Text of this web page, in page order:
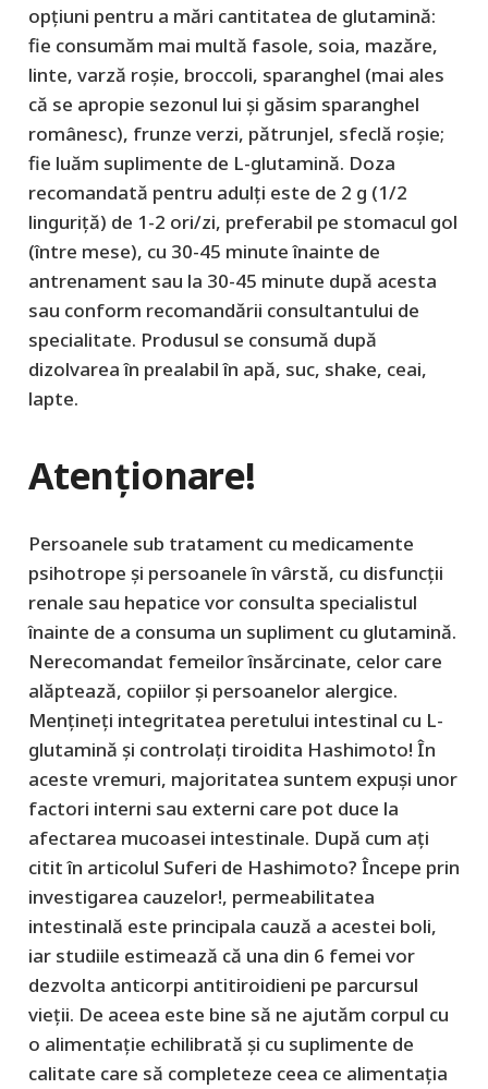
opțiuni pentru a mări cantitatea de glutamină:
fie consumăm mai multă fasole, soia, mazăre,
linte, varză roșie, broccoli, sparanghel (mai ales
că se apropie sezonul lui și găsim sparanghel
românesc), frunze verzi, pătrunjel, sfeclă roșie;
fie luăm suplimente de L-glutamină. Doza
recomandată pentru adulți este de 2 g (1/2
linguriță) de 1-2 ori/zi, preferabil pe stomacul gol
(între mese), cu 30-45 minute înainte de
antrenament sau la 30-45 minute după acesta
sau conform recomandării consultantului de
specialitate. Produsul se consumă după
dizolvarea în prealabil în apă, suc, shake, ceai,
lapte.
Atenționare!
Persoanele sub tratament cu medicamente
psihotrope și persoanele în vârstă, cu disfuncții
renale sau hepatice vor consulta specialistul
înainte de a consuma un supliment cu glutamină.
Nerecomandat femeilor însărcinate, celor care
alăptează, copiilor și persoanelor alergice.
Mențineți integritatea peretului intestinal cu L-
glutamină și controlați tiroidita Hashimoto! În
aceste vremuri, majoritatea suntem expuși unor
factori interni sau externi care pot duce la
afectarea mucoasei intestinale. După cum ați
citit în articolul Suferi de Hashimoto? Începe prin
investigarea cauzelor!, permeabilitatea
intestinală este principala cauză a acestei boli,
iar studiile estimează că una din 6 femei vor
dezvolta anticorpi antitiroidieni pe parcursul
vieții. De aceea este bine să ne ajutăm corpul cu
o alimentație echilibrată și cu suplimente de
calitate care să completeze ceea ce alimentația